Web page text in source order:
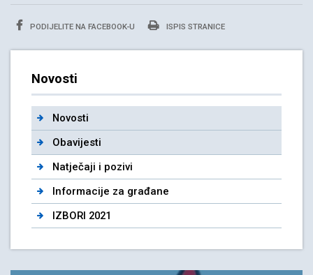
PODIJELITE NA FACEBOOK-U ISPIS STRANICE
Novosti
Novosti
Obavijesti
Natječaji i pozivi
Informacije za građane
IZBORI 2021